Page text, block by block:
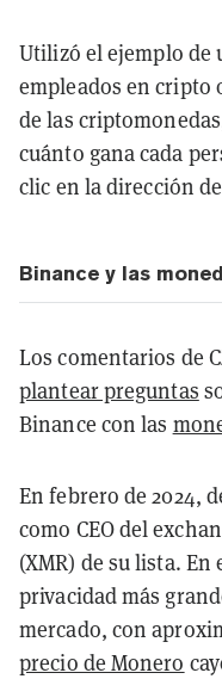
Utilizó el ejemplo de
empleados en cripto
de las
cuánto gana cada
clic en la dirección
Binance y las
Los comentarios de
plantear preguntas
Binance con las
En febrero de 2024,
como CEO del
(XMR) de su lista.
privacidad más
mercado, con
precio de Monero